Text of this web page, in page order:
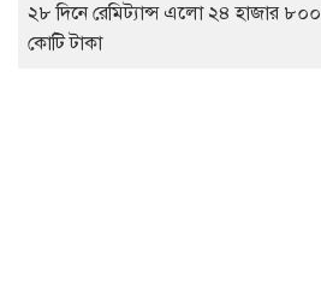
২৮ দিনে রেমিট্যান্স এলো ২৪ হাজার ৮০০
কোটি টাকা